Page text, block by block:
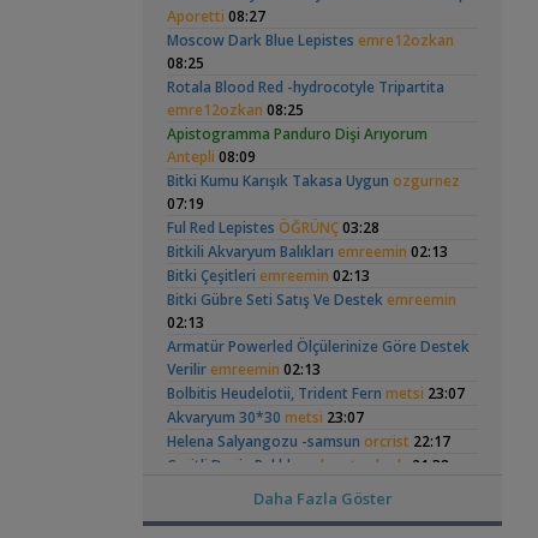
Merhaba Bütçem Max 1200 Civarı Sessiz
Çift Çıkışlıberat76,19:41
Akvaryum ve Tür Tavsiyesi
Balkondaki Pondum Çok Isınıyor.İnci
Kefali,19:19
Bitki Akvaryumları Genel
37 Litrelik Siyah Neon Tetra
Akvaryumum Ahmet53, 18:02
Akvaryum Tanıtımı
Red Mangrove (rhizophora Mangle)
bilentungul,14:43
Akvaryum Tanıtımı
Dwarf Puffer / Pea Puffer Türkiye’de
Besleyenler
Diğer Tatlı Su Canlıları
135 Lt Akvaryum İçin Bu Canlı Sayısı
Fazla Mı?Betta_King,12:01
Yeni Üye Forumu
Betamda Kuyruk Erimesi Mi Var?runfile
10:14
Yeni Tetra Akvaryumum Hasan117
Akvaryum Tanıtımı
Yavruları
Betta Antuta
Ramshorn Hakkında
Her Şey
Elma Salyangozu
Güncel
Yeni Tetra
Akvaryumum
Küçük Bir Su
Birikintisi :)
Rummy Nose Tetra
Akvaryumu
Aporetti 08:27
Moscow Dark Blue Lepistes emre12ozkan
08:25
Rotala Blood Red -hydrocotyle Tripartita
emre12ozkan 08:25
Apistogramma Panduro Dişi Arıyorum
Antepli 08:09
Bitki Kumu Karışık Takasa Uygun ozgurnez
07:19
Ful Red Lepistes ÖĞRÜNÇ 03:28
Bitkili Akvaryum Balıkları emreemin 02:13
Bitki Çeşitleri emreemin 02:13
Bitki Gübre Seti Satış Ve Destek emreemin
02:13
Armatür Powerled Ölçülerinize Göre Destek
Verilir emreemin 02:13
Bolbitis Heudelotii, Trident Fern metsi 23:07
Akvaryum 30*30 metsi 23:07
Helena Salyangozu -samsun orcrist 22:17
Çeşitli Deniz Balıkları
ahmet_mhnds
21:38
Deniz Akvaryumu
ahmet_mhnds
Daha Fazla Göster